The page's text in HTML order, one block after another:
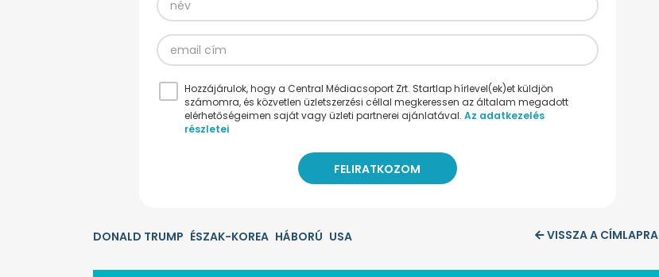
Hozzájárulok, hogy a Central Médiacsoport Zrt. Startlap hírlevel(ek)et küldjön
számomra, és közvetlen üzletszerzési céllal megkeressen az általam megadott
elérhetőségeimen saját vagy üzleti partnerei ajánlatával. Az adatkezelés
részletei
DONALD TRUMP ÉSZAK-KOREA HÁBORÚ USA VISSZA A CÍMLAPRA